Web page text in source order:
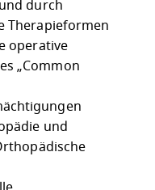
durch
Therapieformen
operative
„Common
und